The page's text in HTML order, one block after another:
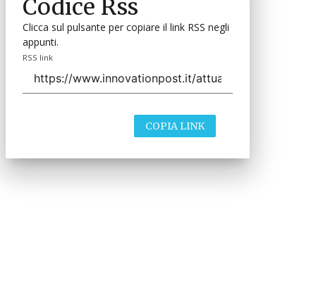
Codice Rss
Clicca sul pulsante per copiare il link RSS negli
appunti.
RSS link
COPIA LINK